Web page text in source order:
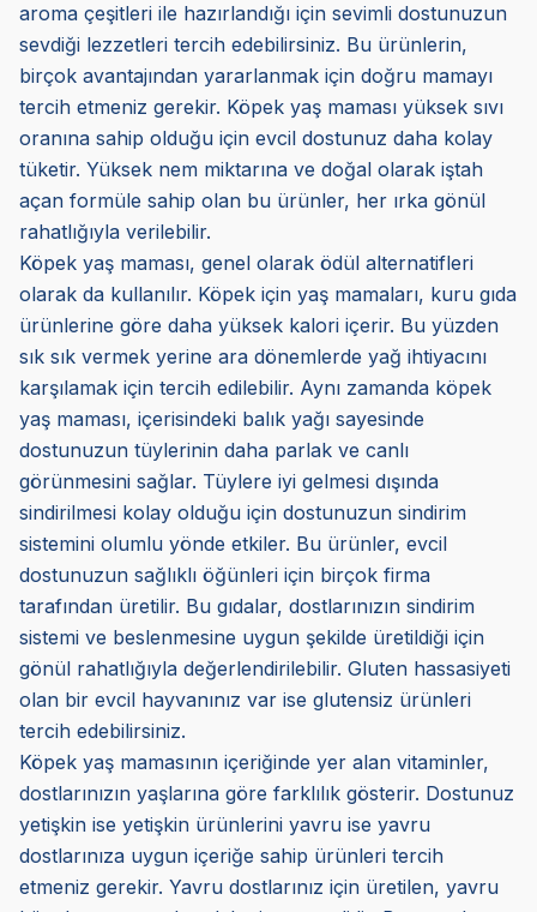
aroma çeşitleri ile hazırlandığı için sevimli dostunuzun
sevdiği lezzetleri tercih edebilirsiniz. Bu ürünlerin,
birçok avantajından yararlanmak için doğru mamayı
tercih etmeniz gerekir. Köpek yaş maması yüksek sıvı
oranına sahip olduğu için evcil dostunuz daha kolay
tüketir. Yüksek nem miktarına ve doğal olarak iştah
açan formüle sahip olan bu ürünler, her ırka gönül
rahatlığıyla verilebilir.
Köpek yaş maması, genel olarak ödül alternatifleri
olarak da kullanılır. Köpek için yaş mamaları, kuru gıda
ürünlerine göre daha yüksek kalori içerir. Bu yüzden
sık sık vermek yerine ara dönemlerde yağ ihtiyacını
karşılamak için tercih edilebilir. Aynı zamanda köpek
yaş maması, içerisindeki balık yağı sayesinde
dostunuzun tüylerinin daha parlak ve canlı
görünmesini sağlar. Tüylere iyi gelmesi dışında
sindirilmesi kolay olduğu için dostunuzun sindirim
sistemini olumlu yönde etkiler. Bu ürünler, evcil
dostunuzun sağlıklı öğünleri için birçok firma
tarafından üretilir. Bu gıdalar, dostlarınızın sindirim
sistemi ve beslenmesine uygun şekilde üretildiği için
gönül rahatlığıyla değerlendirilebilir. Gluten hassasiyeti
olan bir evcil hayvanınız var ise glutensiz ürünleri
tercih edebilirsiniz.
Köpek yaş mamasının içeriğinde yer alan vitaminler,
dostlarınızın yaşlarına göre farklılık gösterir. Dostunuz
yetişkin ise yetişkin ürünlerini yavru ise yavru
dostlarınıza uygun içeriğe sahip ürünleri tercih
etmeniz gerekir. Yavru dostlarınız için üretilen, yavru